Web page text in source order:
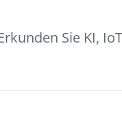
Sie KI,